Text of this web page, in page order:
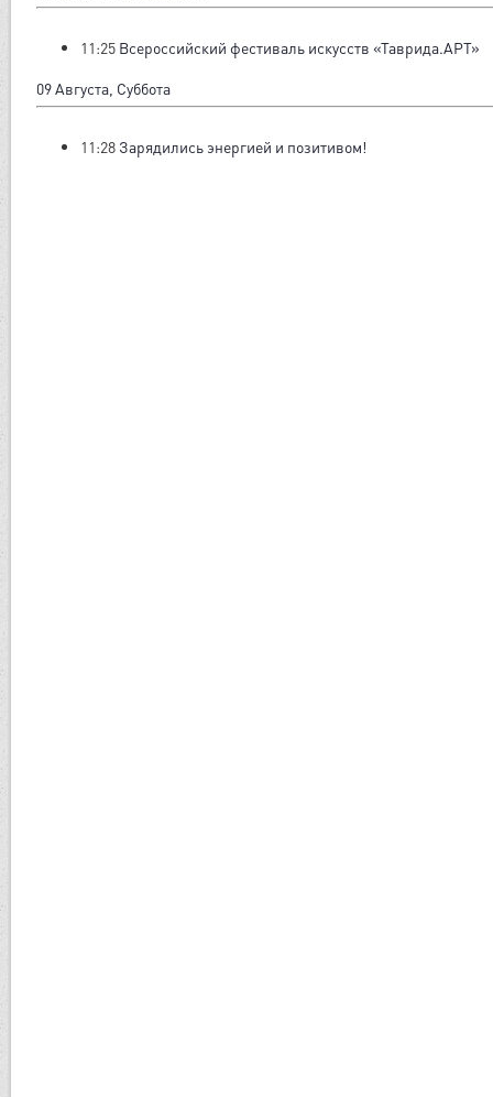
11:25 Всероссийский фестиваль искусств «Таврида.АРТ»
09 Августа, Суббота
11:28 Зарядились энергией и позитивом!